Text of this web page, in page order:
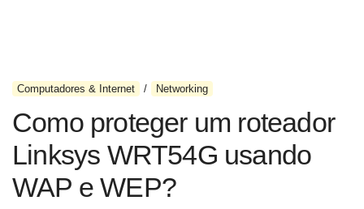
Computadores & Internet Networking
Como proteger um roteador
Linksys WRT54G usando
WAP e WEP?